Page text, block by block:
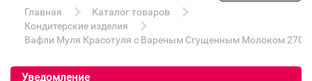
Главная
Каталог товаров
Кондитерские изделия
Вафли Муля Красотуля с Вареным Сгущенным Молоком 270г
Уведомление